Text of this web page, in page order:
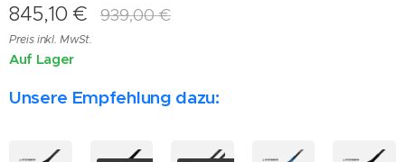
845,10 € 939,00€
Preis inkl. MwSt.
Auf Lager
Unsere Empfehlung dazu: